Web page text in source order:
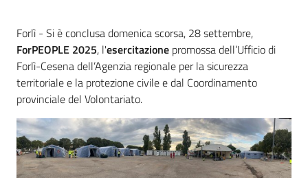
Introduzione
Forlì - Si è conclusa domenica scorsa, 28 settembre,
ForPEOPLE 2025, l'esercitazione promossa dell’Ufficio di
Forlì-Cesena dell’Agenzia regionale per la sicurezza
territoriale e la protezione civile e dal Coordinamento
provinciale del Volontariato.